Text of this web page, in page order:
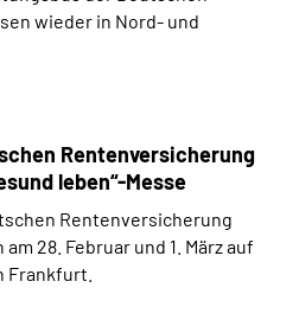
wieder in Nord- und
Rentenversicherung
leben“-Messe
Rentenversicherung
28. Februar und 1. März auf
Frankfurt.